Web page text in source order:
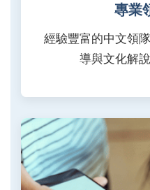
專業
經驗豐富的中文領
導與文化解